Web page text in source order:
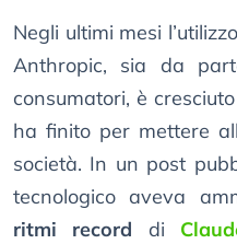
Negli ultimi mesi
Anthropic, sia da
consumatori, è
ha finito per mettere
società. In un post
tecnologico aveva
ritmi record di